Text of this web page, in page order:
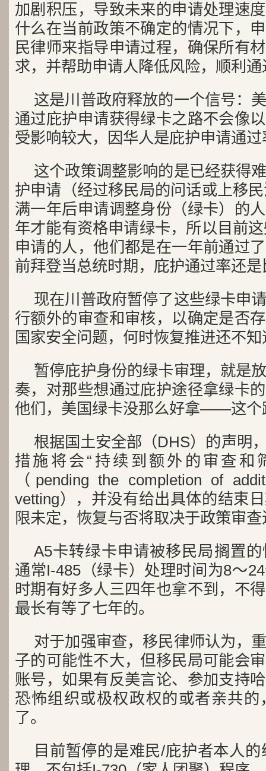
加剧积压，导致未来的申请处理速
什么在当前政策不确定的情况下，
民律师来指导申请过程，确保所有
求，并帮助申请人降低风险，顺利
这是川普政府释放的一个信号：
通过庇护申请获得绿卡之路不会像
受影响较大，因华人是庇护申请通
这个政策调整影响的是已经获得
护申请（经过移民局的问话或上移
满一年后申请调整身份（绿卡）的
年才能有资格申请绿卡，所以目前
申请的人，他们都是在一年前通过
前拜登当总统时期，庇护通过率还
现在川普政府暂停了这些绿卡申
行额外的审查和审核，以确定是否
国家安全问题，何时恢复推进还不知
暂停庇护身份的绿卡审理，就是
奏，对那些想通过庇护途径拿绿卡
他们，美国绿卡没那么好拿——这个
根据国土安全部（DHS）的声明
措施将会“持续到额外的审查和
（pending the completion of
vetting），并没有给出具体的结束
限未定，恢复与否将取决于政策审
A5卡转绿卡申请被移民局搁置
通常I-485（绿卡）处理时间为8～
时期有好多人三四年也拿不到，不
最长有等了七年的。
对于加强审查，移民律师认为，
子的可能性不大，但移民局可能会
账号，如果有反美言论、参加支持
恐怖组织或极权政权的或者亲共
了。
目前暂停的是难民/庇护者本人